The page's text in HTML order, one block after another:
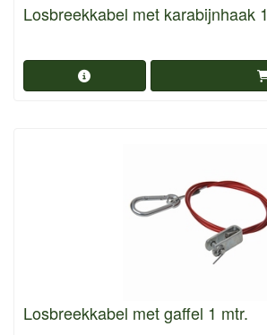
Losbreekkabel met karabijnhaak
Losbreekkabel met gaffel 1 mtr.